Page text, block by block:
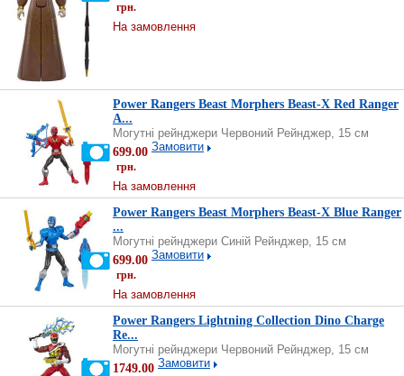
грн.
На замовлення
Power Rangers Beast Morphers Beast-X Red Ranger
A...
Могутні рейнджери Червоний Рейнджер, 15 см
699.00
грн.
Замовити
На замовлення
Power Rangers Beast Morphers Beast-X Blue Ranger
...
Могутні рейнджери Синій Рейнджер, 15 см
699.00
грн.
Замовити
На замовлення
Power Rangers Lightning Collection Dino Charge
Re...
Могутні рейнджери Червоний Рейнджер, 15 см
1749.00 Замовити